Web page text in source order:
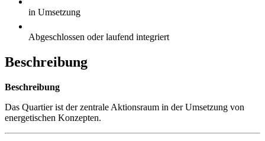
in Umsetzung
Abgeschlossen oder laufend integriert
Beschreibung
Beschreibung
Das Quartier ist der zentrale Aktionsraum in der Umsetzung von
energetischen Konzepten.